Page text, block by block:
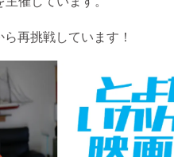
再挑戦しています！